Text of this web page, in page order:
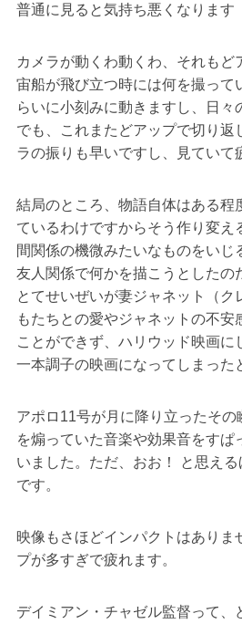
普通に見ると気持ち悪くなります
カメラが動くわ動くわ、それもど
宙船が飛び立つ時には何を撮って
らいに小刻みに動きますし、日々
でも、これまたどアップで切り返
ラの振りも早いですし、見ていて
結局のところ、物語自体はある程
ているわけですからそう作り変え
間関係の機微みたいなものをいじ
友人関係で何かを描こうとしたの
とてせいぜいが妻ジャネット（ク
もたちとの愛やジャネットの不安
ことができず、ハリウッド映画に
一本調子の映画になってしまった
アポロ11号が月に降り立ったそ
を煽っていた音楽や効果音をすぱ
いました。ただ、おお！ と思え
です。
映像もさほどインパクトはありま
プが多すぎで疲れます。
デイミアン・チャゼル監督って、